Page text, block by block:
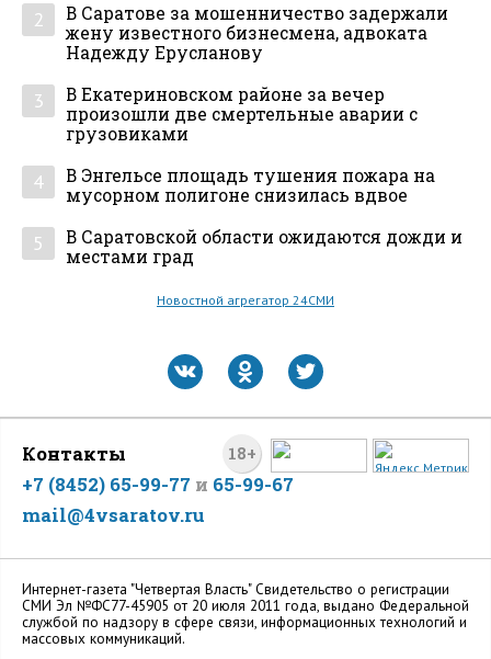
2
В Саратове за мошенничество задержали
жену известного бизнесмена, адвоката
Надежду Ерусланову
3
В Екатериновском районе за вечер
произошли две смертельные аварии с
грузовиками
4
В Энгельсе площадь тушения пожара на
мусорном полигоне снизилась вдвое
5
В Саратовской области ожидаются дожди и
местами град
Новостной агрегатор 24СМИ
18+
Контакты
+7 (8452) 65-99-77 и 65-99-67
mail@4vsaratov.ru
Интернет-газета "Четвертая Власть" Cвидетельство о регистрации
СМИ Эл №ФС77-45905 от 20 июля 2011 года, выдано Федеральной
службой по надзору в сфере связи, информационных технологий и
массовых коммуникаций.